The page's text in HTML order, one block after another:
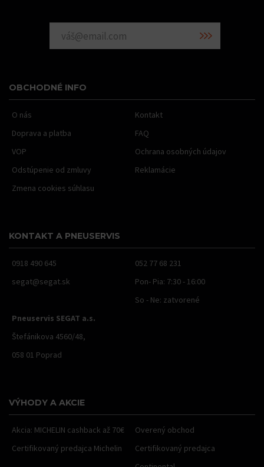
OBCHODNÉ INFO
O nás
Kontakt
Doprava a platba
FAQ
VOP
Ochrana osobných údajov
Odstúpenie od zmluvy
Reklamácie
Zmena cookies súhlasu
KONTAKT A PNEUSERVIS
0918 490 645
052 77 68 231
segat@segat.sk
Pon- Pia: 7:30 - 16:00
So - Ne: zatvorené
Pneuservis SEGAT a.s.
Štefánikova 4560/48,
058 01 Poprad
VÝHODY A AKCIE
Akcia: MICHELIN cashback až 70€
Overený obchod
Certifikovaný predajca Michelin
Certifikovaný predajca